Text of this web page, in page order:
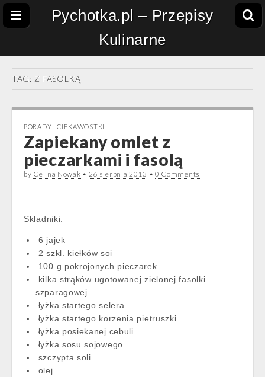
Pychotka.pl – Przepisy
Kulinarne
TAG: Z FASOLKĄ
PORADY I CIEKAWOSTKI
Zapiekany omlet z
pieczarkami i fasolą
by Celina Nowak • 26 sierpnia 2013 • 0 Comments
Składniki:
6 jajek
2 szkl. kiełków soi
100 g pokrojonych pieczarek
kilka strąków ugotowanej zielonej fasolki
szparagowej
łyżka startego selera
łyżka startego korzenia pietruszki
łyżka posiekanej cebuli
łyżka sosu sojowego
szczypta soli
olej